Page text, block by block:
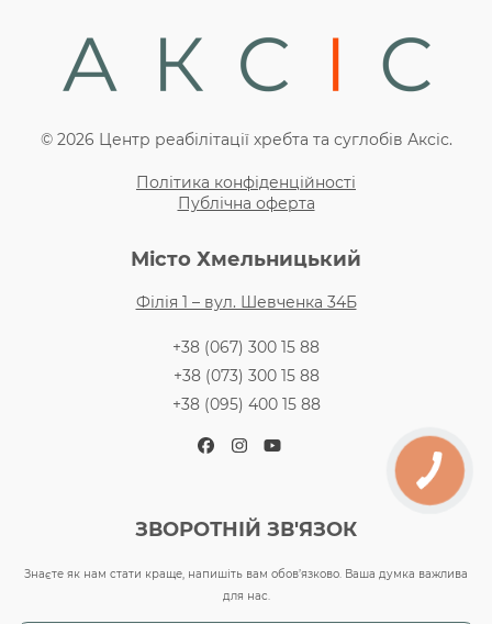
© 2026 Центр реабілітації хребта та суглобів Аксіс.
Політика конфіденційності
Публічна оферта
Місто Хмельницький
Філія 1 – вул. Шевченка 34Б
+38 (067) 300 15 88
+38 (073) 300 15 88
+38 (095) 400 15 88
Facebook
Instagram
YouTube
ЗВОРОТНІЙ ЗВ'ЯЗОК
Знаєте як нам стати краще, напишіть вам обов’язково. Ваша думка важлива
для нас.